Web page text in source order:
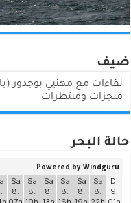
ضيف
منجزات ومنتظرات
حالة البحر